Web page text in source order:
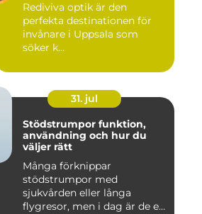
Rediviva optik är den
perfekta destinationen för
invånare i Uppsala som
söker k...
31. jul
Stödstrumpor funktion,
användning och hur du
väljer rätt
Många förknippar
stödstrumpor med
sjukvården eller långa
flygresor, men i dag är de ett